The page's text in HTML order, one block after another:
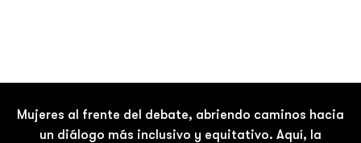
Mujeres al frente del debate, abriendo caminos hacia
un diálogo más inclusivo y equitativo. Aquí, la